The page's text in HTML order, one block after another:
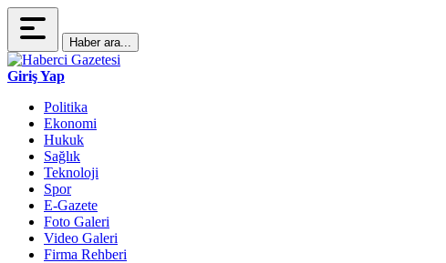
Haber ara...
Giriş Yap
Politika
Ekonomi
Hukuk
Sağlık
Teknoloji
Spor
E-Gazete
Foto Galeri
Video Galeri
Firma Rehberi